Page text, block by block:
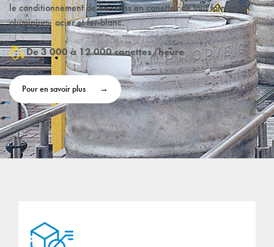
le conditionnement de boissons en canettes de tout format, en
aluminium, acier et fer-blanc.
De 3 000 à 12 000 canettes/heure
Pour en savoir plus